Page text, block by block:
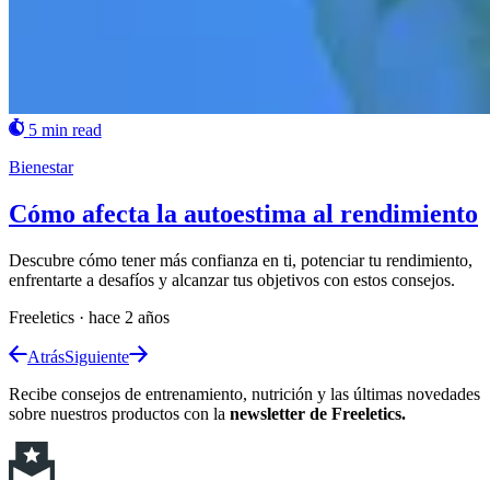
5 min read
Bienestar
Cómo afecta la autoestima al rendimiento
Descubre cómo tener más confianza en ti, potenciar tu rendimiento,
enfrentarte a desafíos y alcanzar tus objetivos con estos consejos.
Freeletics · hace 2 años
AtrásSiguiente
Recibe consejos de entrenamiento, nutrición y las últimas novedades
sobre nuestros productos con la newsletter de Freeletics.